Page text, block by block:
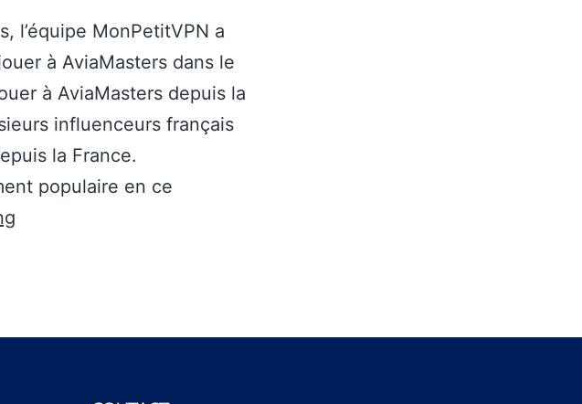
l’équipe MonPetitVPN a
à AviaMasters dans le
à AviaMasters depuis la
influenceurs français
la France.
populaire en ce